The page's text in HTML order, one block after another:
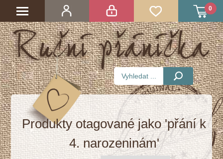
0
Produkty otagované jako 'přání k
4. narozeninám'